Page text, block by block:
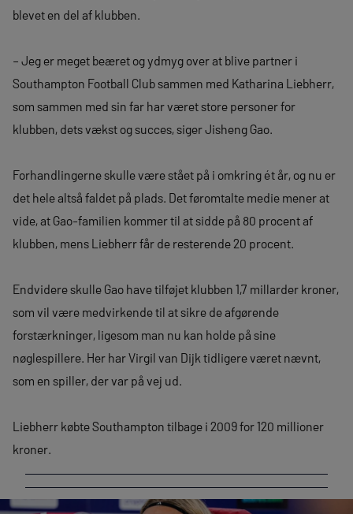
blevet en del af klubben.
– Jeg er meget beæret og ydmyg over at blive partner i
Southampton Football Club sammen med Katharina Liebherr,
som sammen med sin far har været store personer for
klubben, dets vækst og succes, siger Jisheng Gao.
Forhandlingerne skulle være stået på i omkring ét år, og nu er
det hele altså faldet på plads. Det føromtalte medie mener at
vide, at Gao-familien kommer til at sidde på 80 procent af
klubben, mens Liebherr får de resterende 20 procent.
Endvidere skulle Gao have tilføjet klubben 1,7 millarder kroner,
som vil være medvirkende til at sikre de afgørende
forstærkninger, ligesom man nu kan holde på sine
nøglespillere. Her har Virgil van Dijk tidligere været nævnt,
som en spiller, der var på vej ud.
Liebherr købte Southampton tilbage i 2009 for 120 millioner
kroner.